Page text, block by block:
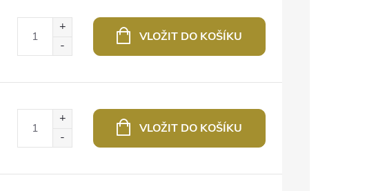
VLOŽIT DO KOŠÍKU
VLOŽIT DO KOŠÍKU